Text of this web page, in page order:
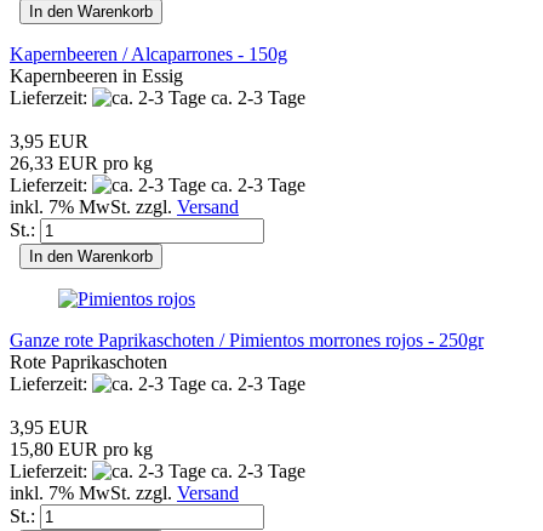
In den Warenkorb
Kapernbeeren / Alcaparrones - 150g
Kapernbeeren in Essig
Lieferzeit:
ca. 2-3 Tage
3,95 EUR
26,33 EUR pro kg
Lieferzeit:
ca. 2-3 Tage
inkl. 7% MwSt. zzgl. Versand
St.:
In den Warenkorb
Ganze rote Paprikaschoten / Pimientos morrones rojos - 250gr
Rote Paprikaschoten
Lieferzeit:
ca. 2-3 Tage
3,95 EUR
15,80 EUR pro kg
Lieferzeit:
ca. 2-3 Tage
inkl. 7% MwSt. zzgl. Versand
St.: